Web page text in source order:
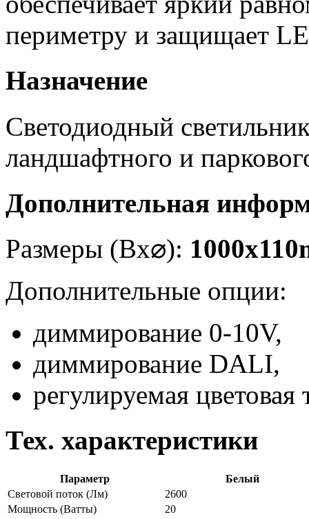
периметру и защищает
Назначение
Светодиодный
ландшафтного и
Дополнительная
Размеры (Вx⌀):
Дополнительные опции:
диммирование 0-10V,
диммирование DALI,
регулируемая цветовая
Тех. характеристики
Параметр
Белый
Световой поток (Лм)
2600
Мощность (Ватты) 20